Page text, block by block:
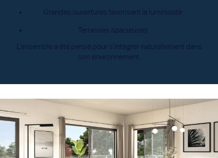
Grandes ouvertures favorisant la luminosité
Terrasses spacieuses
L’ensemble a été pensé pour s’intégrer naturellement dans
son environnement.